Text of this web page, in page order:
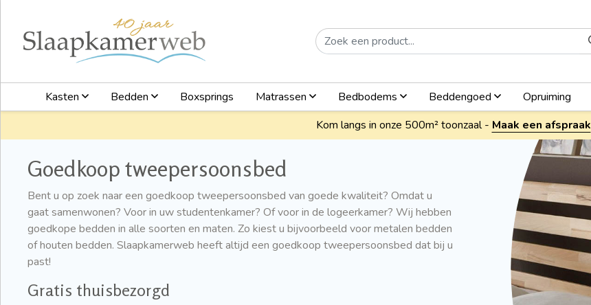
Kasten Bedden Boxsprings Matrassen Bedbodems Beddengoed
Opruiming
Kom langs in onze 500m² toonzaal - Maak een afspraak
Goedkoop tweepersoonsbed
Bent u op zoek naar een goedkoop tweepersoonsbed van goede kwaliteit? Omdat u
gaat samenwonen? Voor in uw studentenkamer? Of voor in de logeerkamer? Wij hebben
goedkope bedden in alle soorten en maten. Zo kiest u bijvoorbeeld voor metalen bedden
of houten bedden. Slaapkamerweb heeft altijd een goedkoop tweepersoonsbed dat bij u
past!
Gratis thuisbezorgd